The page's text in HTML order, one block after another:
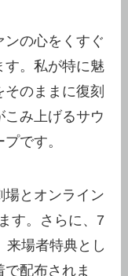
ンの心をくすぐ
す。私が特に魅
のままに復刻
こみ上げるサウ
です。
場とオンライン
す。さらに、7
来場者特典とし
配布されま